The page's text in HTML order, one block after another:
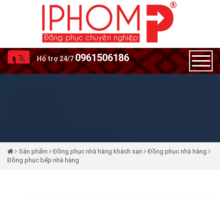
Hố trợ 24/70961506186
Sản phẩm Đồng phục nhà hàng khách sạn
Đồng phục nhà hàng
Đồng phục bếp nhà hàng